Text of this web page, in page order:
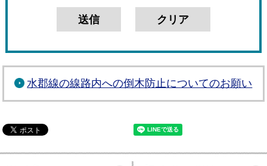
水郡線の線路内への倒木防止についてのお願い